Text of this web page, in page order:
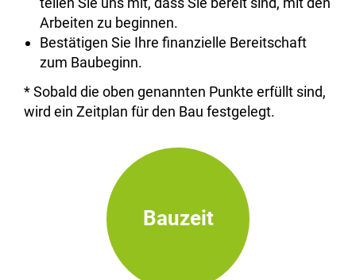
Arbeiten zu beginnen.
Bestätigen Sie Ihre finanzielle Bereitschaft
zum Baubeginn.
* Sobald die oben genannten Punkte erfüllt sind,
wird ein Zeitplan für den Bau festgelegt.
Bauzeit